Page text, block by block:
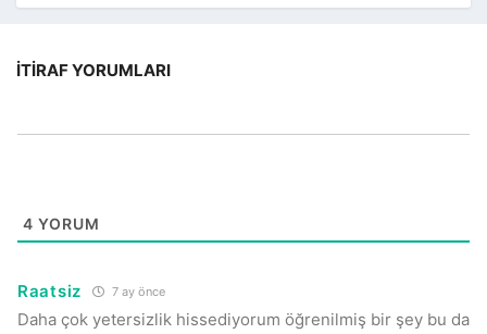
İTIRAF YORUMLARI
4 YORUM
Raatsiz 7 ay önce
Daha çok yetersizlik hissediyorum öğrenilmiş bir şey bu da